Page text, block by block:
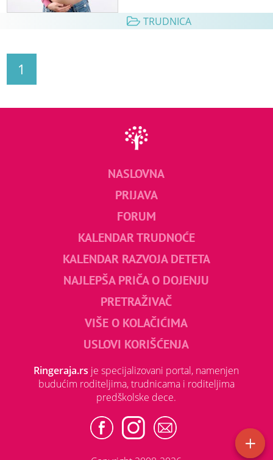
TRUDNICA
1
NASLOVNA
PRIJAVA
FORUM
KALENDAR TRUDNOĆE
KALENDAR RAZVOJA DETETA
NAJLEPŠA PRIČA O DOJENJU
PRETRAŽIVAČ
VIŠE O KOLAČIĆIMA
USLOVI KORIŠĆENJA
Ringeraja.rs je specijalizovani portal, namenjen
budućim roditeljima, trudnicama i roditeljima
predškolske dece.